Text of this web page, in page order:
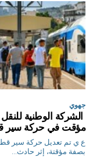
جهوي
الشركة الوطنية
مؤقت في حركة سير
ع ي تم تعديل حركة سير
بصفة مؤقتة، إثر حادث...